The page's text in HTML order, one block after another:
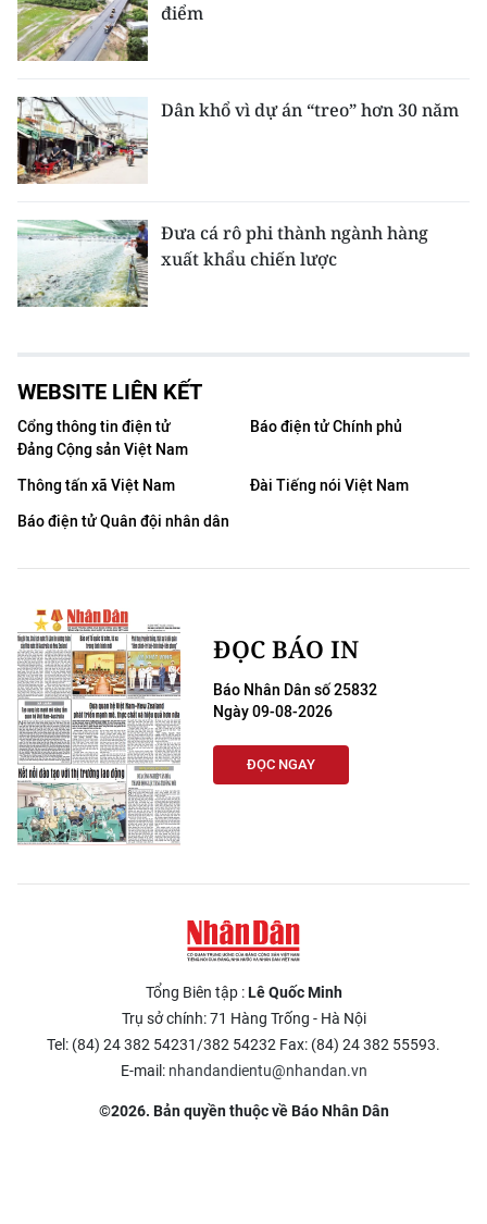
điểm
Dân khổ vì dự án “treo” hơn 30 năm
Đưa cá rô phi thành ngành hàng
xuất khẩu chiến lược
WEBSITE LIÊN KẾT
Cổng thông tin điện tử
Đảng Cộng sản Việt Nam
Báo điện tử Chính phủ
Thông tấn xã Việt Nam
Đài Tiếng nói Việt Nam
Báo điện tử Quân đội nhân dân
ĐỌC BÁO IN
Báo Nhân Dân số 25832
Ngày 09-08-2026
ĐỌC NGAY
Tổng Biên tập :Lê Quốc Minh
Trụ sở chính: 71 Hàng Trống - Hà Nội
Tel: (84) 24 382 54231/382 54232 Fax: (84) 24 382 55593.
E-mail: nhandandientu@nhandan.vn
©2026. Bản quyền thuộc về Báo Nhân Dân